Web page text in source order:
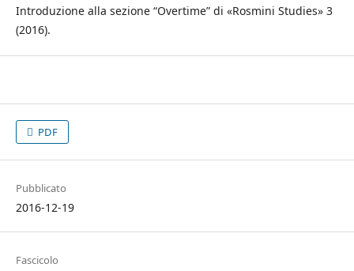
Introduzione alla sezione “Overtime” di «Rosmini Studies» 3
(2016).
PDF
Pubblicato
2016-12-19
Fascicolo